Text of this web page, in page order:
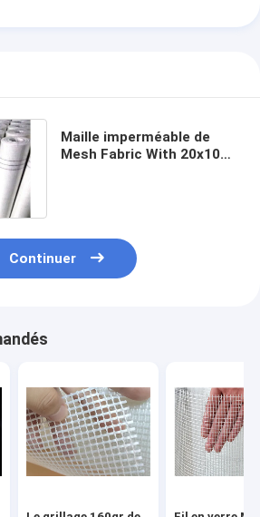
Maille imperméable de
Mesh Fabric With 20x10
Continuer